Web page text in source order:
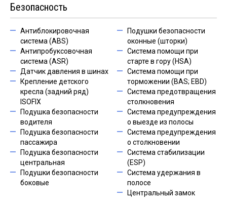
Безопасность
Антиблокировочная
система (ABS)
Антипробуксовочная
система (ASR)
Датчик давления в шинах
Крепление детского
кресла (задний ряд)
ISOFIX
Подушка безопасности
водителя
Подушка безопасности
пассажира
Подушка безопасности
центральная
Подушки безопасности
боковые
Подушки безопасности
оконные (шторки)
Система помощи при
старте в гору (HSA)
Система помощи при
торможении (BAS; EBD)
Система предотвращения
столкновения
Система предупреждения
о выезде из полосы
Система предупреждения
о столкновении
Система стабилизации
(ESP)
Система удержания в
полосе
Центральный замок